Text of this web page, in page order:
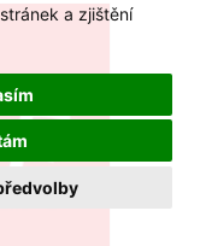
a zjištění